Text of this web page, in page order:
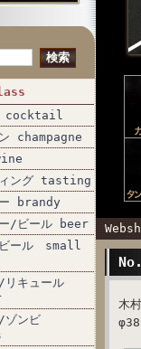
cocktail
champagne
ィング tasting
ー brandy
ー/ビール beer
ビール small
リキュール
ゾンビ
木